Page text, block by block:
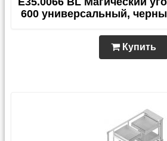
600 универсальный,
Купить